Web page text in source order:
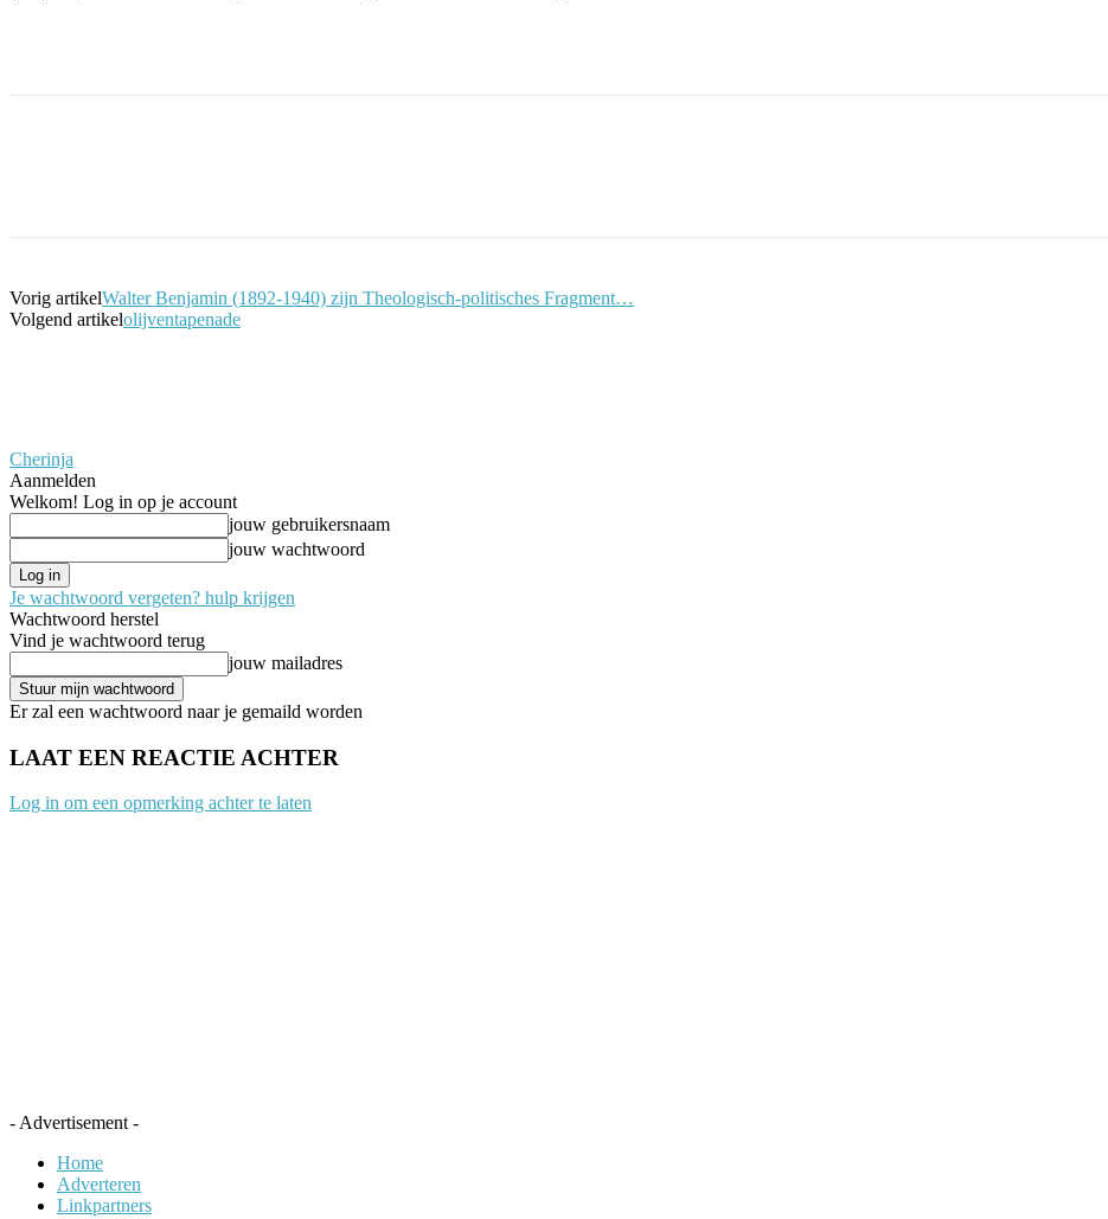
Vorig artikelWalter Benjamin (1892-1940) zijn Theologisch-politisches Fragment…
Volgend artikelolijventapenade
Cherinja
Aanmelden
Welkom! Log in op je account
jouw gebruikersnaam
jouw wachtwoord
Je wachtwoord vergeten? hulp krijgen
Wachtwoord herstel
Vind je wachtwoord terug
jouw mailadres
Er zal een wachtwoord naar je gemaild worden
LAAT EEN REACTIE ACHTER
Log in om een opmerking achter te laten
- Advertisement -
Home
Adverteren
Linkpartners